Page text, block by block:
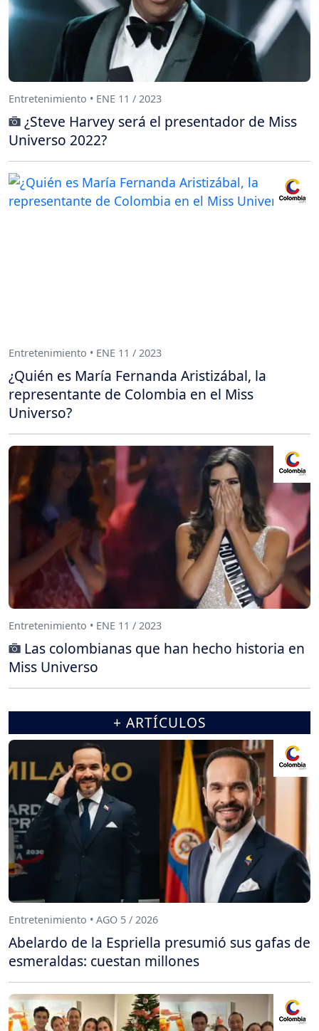
Entretenimiento • ENE 11 / 2023
¿Steve Harvey será el presentador de Miss
Universo 2022?
Entretenimiento • ENE 11 / 2023
¿Quién es María Fernanda Aristizábal, la
representante de Colombia en el Miss
Universo?
Entretenimiento • ENE 11 / 2023
Las colombianas que han hecho historia en
Miss Universo
+ ARTÍCULOS
Entretenimiento • AGO 5 / 2026
Abelardo de la Espriella presumió sus gafas de
esmeraldas: cuestan millones